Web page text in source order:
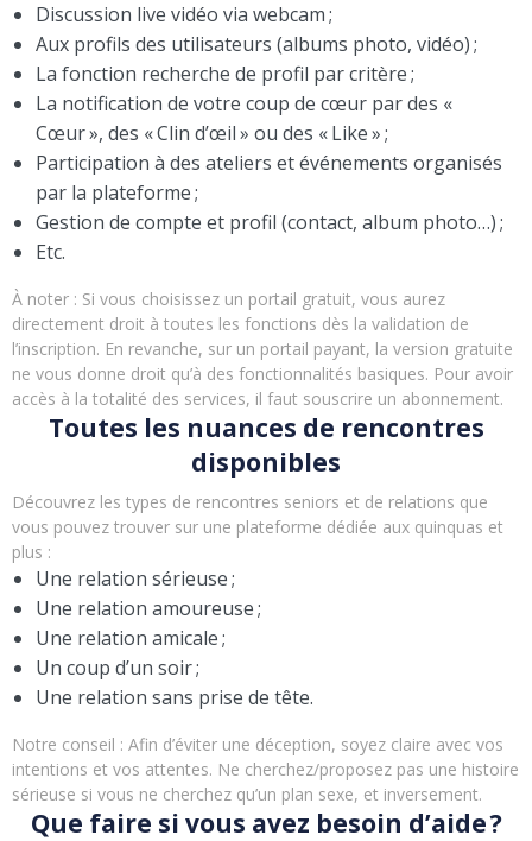
Discussion live vidéo via webcam ;
Aux profils des utilisateurs (albums photo, vidéo) ;
La fonction recherche de profil par critère ;
La notification de votre coup de cœur par des «
Cœur », des « Clin d’œil » ou des « Like » ;
Participation à des ateliers et événements organisés
par la plateforme ;
Gestion de compte et profil (contact, album photo…) ;
Etc.
À noter : Si vous choisissez un portail gratuit, vous aurez
directement droit à toutes les fonctions dès la validation de
l’inscription. En revanche, sur un portail payant, la version gratuite
ne vous donne droit qu’à des fonctionnalités basiques. Pour avoir
accès à la totalité des services, il faut souscrire un abonnement.
Toutes les nuances de rencontres
disponibles
Découvrez les types de rencontres seniors et de relations que
vous pouvez trouver sur une plateforme dédiée aux quinquas et
plus :
Une relation sérieuse ;
Une relation amoureuse ;
Une relation amicale ;
Un coup d’un soir ;
Une relation sans prise de tête.
Notre conseil : Afin d’éviter une déception, soyez claire avec vos
intentions et vos attentes. Ne cherchez/proposez pas une histoire
sérieuse si vous ne cherchez qu’un plan sexe, et inversement.
Que faire si vous avez besoin d’aide ?